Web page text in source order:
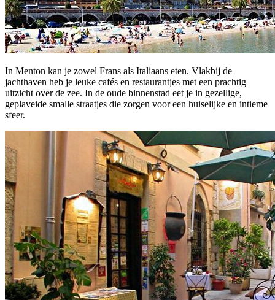
In Menton kan je zowel Frans als Italiaans eten. Vlakbij de
jachthaven heb je leuke cafés en restaurantjes met een prachtig
uitzicht over de zee. In de oude binnenstad eet je in gezellige,
geplaveide smalle straatjes die zorgen voor een huiselijke en intieme
sfeer.